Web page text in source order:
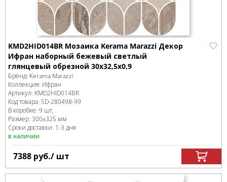
KMD2HID014BR Мозаика Kerama Marazzi Декор
Ифран наборный бежевый светлый
глянцевый обрезной 30x32,5x0,9
Бренд: Kerama Marazzi
Коллекция: Ифран
Артикул: KMD2HID014BR
Код товара: SD-280498-99
В коробке: 9 шт,
Размер: 300x325 мм
Сроки доставки: 1-3 дня
в наличии
7388 руб./ шт